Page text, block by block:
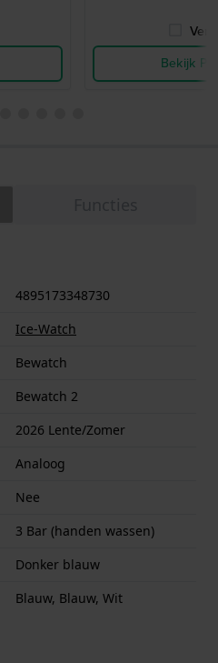
Bekijk
4895173348730
Ice-Watch
Bewatch
Bewatch 2
2026 Lente/Zomer
Analoog
Nee
3 Bar (handen wassen)
Donker blauw
Blauw, Blauw, Wit